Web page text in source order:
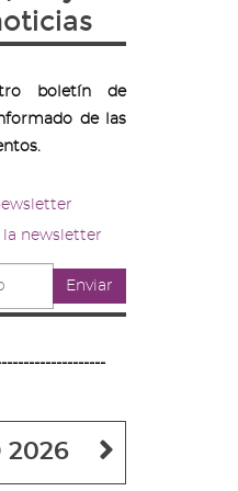
boletín de
de las
la newsletter
Enviar
Mes
siguiente
2026